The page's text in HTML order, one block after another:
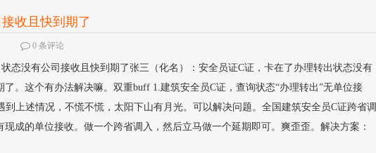
收且快到期了
0 条评论
态没有公司接收且快到期了张三（化名）：安全员证C证，卡在了办理转出状态没有
了。这个有办法解决嘛。双重buff 1.建筑安全员C证，查询状态“办理转出”无单位接
到上述情况，不慌不慌，太阳下山有月光。可以解决问题。全国建筑安全员C证跨省调
现成的单位接收。做一个跨省调入，然后立马做一个延期即可。爽歪歪。解决方案：